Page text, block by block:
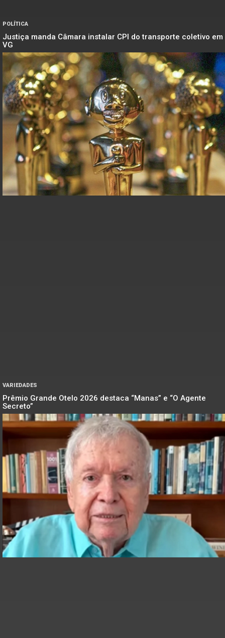
POLÍTICA
Justiça manda Câmara instalar CPI do transporte coletivo em
VG
VARIEDADES
Prêmio Grande Otelo 2026 destaca “Manas” e “O Agente
Secreto”